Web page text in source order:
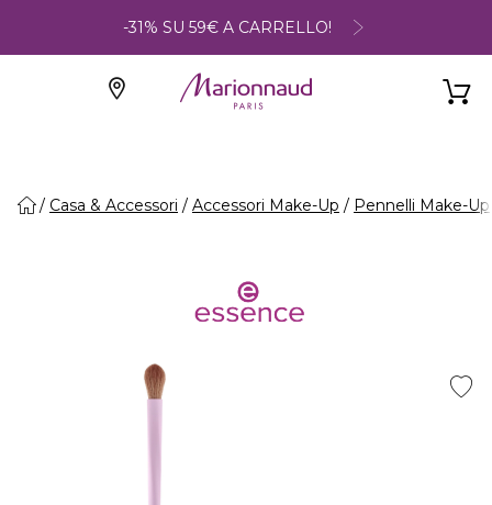
-31% SU 59€ A CARRELLO!
Casa & Accessori Accessori Make-Up Pennelli Make-Up